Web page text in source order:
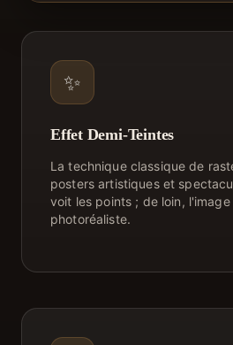
✨
Effet Demi-Teintes
La technique classique de
posters artistiques et
voit les points ; de loin, l'image
photoréaliste.